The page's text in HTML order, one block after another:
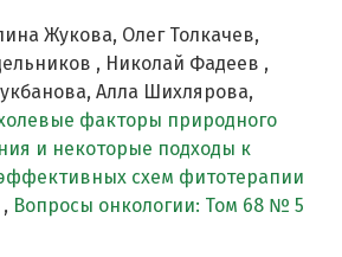
Жукова, Олег Толкачев,
, Николай Фадеев ,
Алла Шихлярова,
факторы природного
и некоторые подходы к
схем фитотерапии
, Вопросы онкологии: Том 68 № 5